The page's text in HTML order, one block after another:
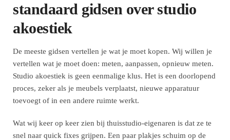
standaard gidsen over studio
akoestiek
De meeste gidsen vertellen je wat je moet kopen. Wij willen je
vertellen wat je moet doen: meten, aanpassen, opnieuw meten.
Studio akoestiek is geen eenmalige klus. Het is een doorlopend
proces, zeker als je meubels verplaatst, nieuwe apparatuur
toevoegt of in een andere ruimte werkt.
Wat wij keer op keer zien bij thuisstudio-eigenaren is dat ze te
snel naar quick fixes grijpen. Een paar plakjes schuim op de